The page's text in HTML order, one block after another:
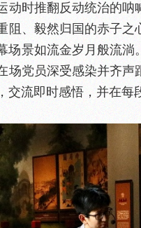
动时推翻反动统治的
阻、毅然归国的赤子
景如流金岁月般流淌
场党员深受感染并齐
交流即时感悟，并在每